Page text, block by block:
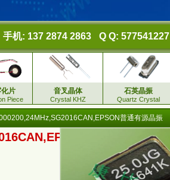
手机: 137 2874 2863 Q Q: 577541227
化片
Piece
音叉晶体
Crystal KHZ
石英晶振
Quartz Crystal
普通有源晶振